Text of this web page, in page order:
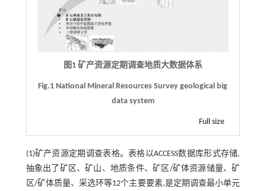
图1 矿产资源定期调查地质大数据体系
Fig.1 National Mineral Resources Survey geological big
data system
Full size
(1)矿产资源定期调查表格。表格以ACCESS数据库形式存储,
抽象出了矿区、矿山、地质条件、矿区/矿体资源储量、矿
区/矿体质量、采选环等12个主要要素,是定期调查最小单元